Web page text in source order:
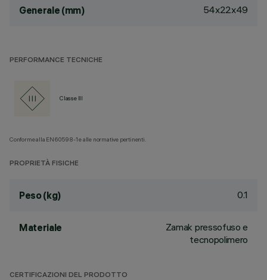
Generale (mm) 54x22x49
PERFORMANCE TECNICHE
Classe III
Conforme alla EN60598-1 e alle normative pertinenti.
PROPRIETÀ FISICHE
Peso (kg) 0.1
Materiale
Zamak pressofuso e
tecnopolimero
CERTIFICAZIONI DEL PRODOTTO